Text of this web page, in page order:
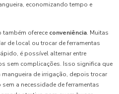
economizando tempo e
oferece conveniência. Muitas
de local ou trocar de ferramentas
é possível alternar entre
sem complicações. Isso significa que
de irrigação, depois trocar
a necessidade de ferramentas